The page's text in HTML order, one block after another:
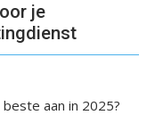
je
aan in 2025?